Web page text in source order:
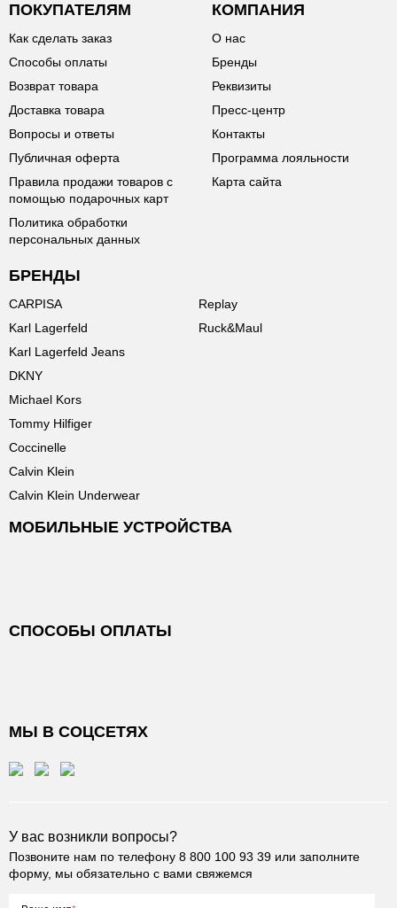
ПОКУПАТЕЛЯМ
Как сделать заказ
Способы оплаты
Возврат товара
Доставка товара
Вопросы и ответы
Публичная оферта
Правила продажи товаров с
помощью подарочных карт
Политика обработки
персональных данных
КОМПАНИЯ
О нас
Бренды
Реквизиты
Пресс-центр
Контакты
Программа лояльности
Карта сайта
БРЕНДЫ
CARPISA
Karl Lagerfeld
Karl Lagerfeld Jeans
DKNY
Michael Kors
Tommy Hilfiger
Coccinelle
Calvin Klein
Calvin Klein Underwear
Replay
Ruck&Maul
МОБИЛЬНЫЕ УСТРОЙСТВА
СПОСОБЫ ОПЛАТЫ
МЫ В СОЦСЕТЯХ
У вас возникли вопросы?
Позвоните нам по телефону 8 800 100 93 39 или заполните
форму, мы обязательно с вами свяжемся